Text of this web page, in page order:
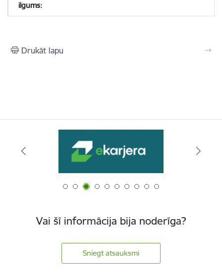
Drukāt lapu
Vai šī informācija bija noderīga?
Sniegt atsauksmi